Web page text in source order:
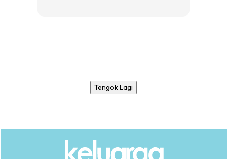
Tengok Lagi